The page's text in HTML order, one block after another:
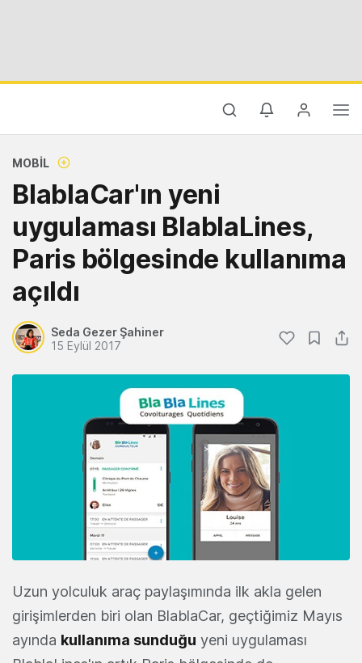
MOBIL
BlablaCar'ın yeni
uygulaması BlablaLines,
Paris bölgesinde kullanıma
açıldı
Seda Gezer Şahiner
15 Eylül 2017
Uzun yolculuk araç paylaşımında ilk akla gelen
girişimlerden biri olan BlablaCar, geçtiğimiz Mayıs
ayında kullanıma sunduğu yeni uygulaması